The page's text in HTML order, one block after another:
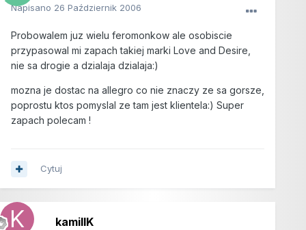
Napisano 26 Październik 2006
Probowalem juz wielu feromonkow ale osobiscie
przypasowal mi zapach takiej marki Love and Desire,
nie sa drogie a dzialaja dzialaja:)
mozna je dostac na allegro co nie znaczy ze sa gorsze,
poprostu ktos pomyslal ze tam jest klientela:) Super
zapach polecam !
Cytuj
kamillK